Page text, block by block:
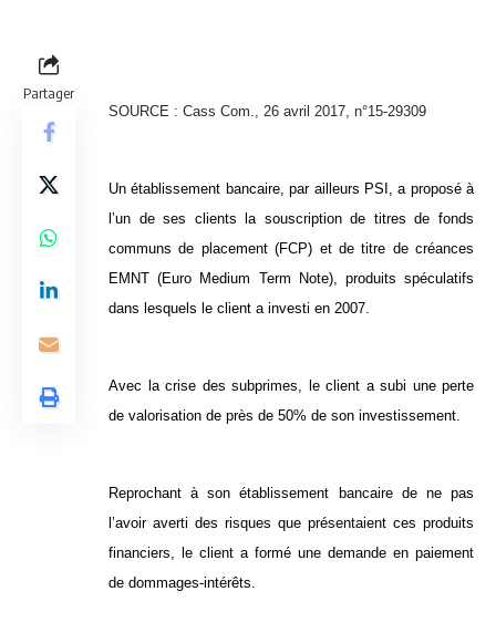
Partager
SOURCE : Cass Com., 26 avril 2017, n°15-29309
Un établissement bancaire, par ailleurs PSI, a proposé à
l’un de ses clients la souscription de titres de fonds
communs de placement (FCP) et de titre de créances
EMNT (Euro Medium Term Note), produits spéculatifs
dans lesquels le client a investi en 2007.
Avec la crise des subprimes, le client a subi une perte
de valorisation de près de 50% de son investissement.
Reprochant à son établissement bancaire de ne pas
l’avoir averti des risques que présentaient ces produits
financiers, le client a formé une demande en paiement
de dommages-intérêts.